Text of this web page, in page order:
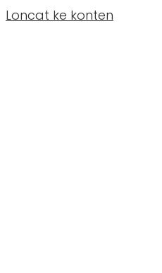
Loncat ke konten